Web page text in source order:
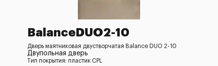
BalanceDUO2-10
Дверь маятниковая двустворчатая Balance DUO 2-10
Двупольная дверь
Тип покрытия: пластик CPL